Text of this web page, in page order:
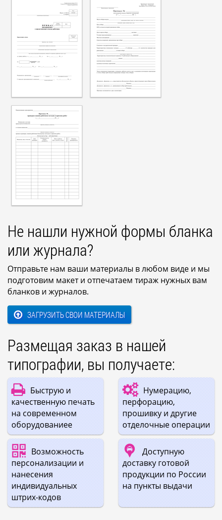
Не нашли нужной формы бланка
или журнала?
Отправьте нам ваши материалы в любом виде и мы
подготовим макет и отпечатаем тираж нужных вам
бланков и журналов.
ЗАГРУЗИТЬ СВОИ МАТЕРИАЛЫ
Размещая заказ в нашей
типографии, вы получаете:
Быструю и
качественную печать
на современном
оборудованиее
Нумерацию,
перфорацию,
прошивку и другие
отделочные операции
Возможность
персонализации и
нанесения
индивидуальных
штрих-кодов
Доступную
доставку готовой
продукции по России
на пункты выдачи